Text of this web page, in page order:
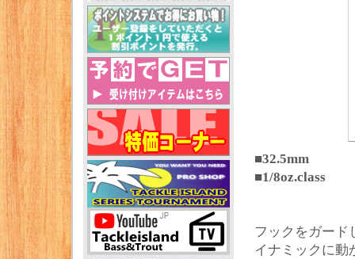
■32.5mm
■1/8oz.class
フックをガード
イナミックに動